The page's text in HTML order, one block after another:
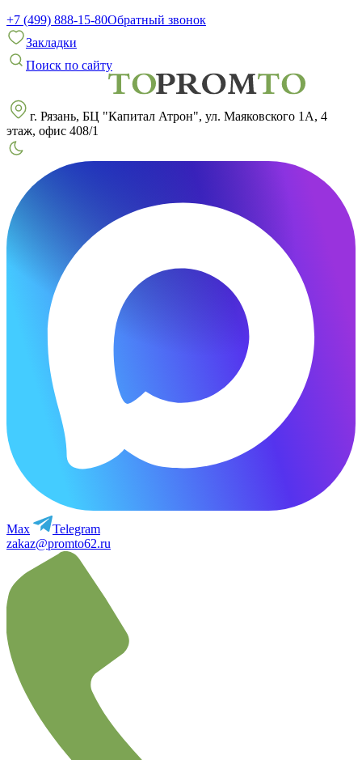
+7 (499) 888-15-80Обратный звонок
Закладки
Поиск по сайту
г. Рязань, БЦ "Капитал Атрон", ул. Маяковского 1А, 4
этаж, офис 408/1
Max
Telegram
zakaz@promto62.ru